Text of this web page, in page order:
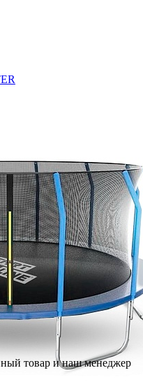
товар и наш менеджер